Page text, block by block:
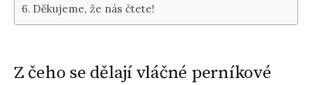
Děkujeme, že nás čtete!
Z čeho se dělají vláčné perníkové